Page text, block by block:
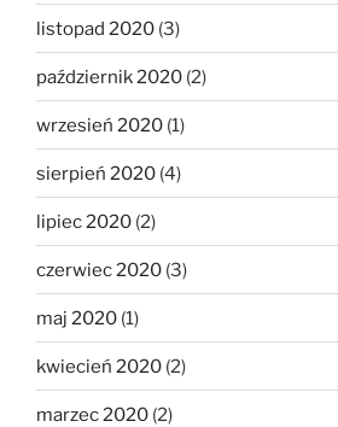
listopad 2020 (3)
październik 2020 (2)
wrzesień 2020 (1)
sierpień 2020 (4)
lipiec 2020 (2)
czerwiec 2020 (3)
maj 2020 (1)
kwiecień 2020 (2)
marzec 2020 (2)